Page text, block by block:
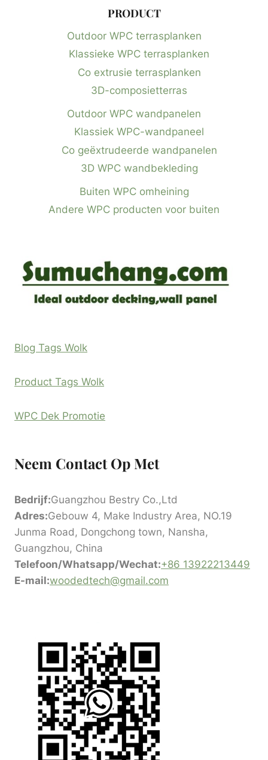
PRODUCT
Outdoor WPC terrasplanken
Klassieke WPC terrasplanken
Co extrusie terrasplanken
3D-composietterras
Outdoor WPC wandpanelen
Klassiek WPC-wandpaneel
Co geëxtrudeerde wandpanelen
3D WPC wandbekleding
Buiten WPC omheining
Andere WPC producten voor buiten
Blog Tags Wolk
Product Tags Wolk
WPC Dek Promotie
Neem Contact Op Met
Bedrijf:Guangzhou Bestry Co.,Ltd
Adres:Gebouw 4, Make Industry Area, NO.19
Junma Road, Dongchong town, Nansha,
Guangzhou, China
Telefoon/Whatsapp/Wechat:+86 13922213449
E-mail:woodedtech@gmail.com